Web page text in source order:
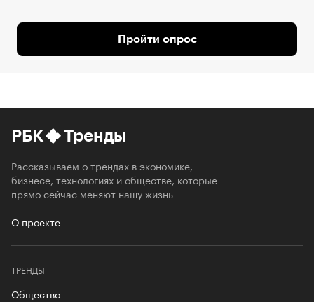
Пройти опрос
РБК Тренды
Рассказываем о трендах в экономике,
бизнесе, технологиях и обществе, которые
прямо сейчас меняют нашу жизнь
О проекте
ТРЕНДЫ
Общество